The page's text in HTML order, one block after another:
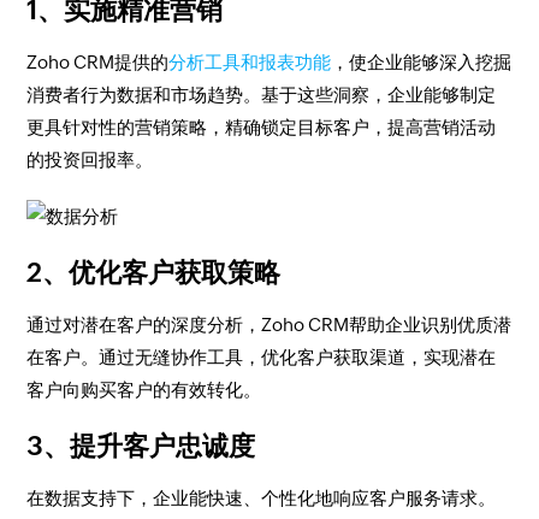
1、实施精准营销
Zoho CRM提供的分析工具和报表功能 ，使企业能够深入挖掘
消费者行为数据和市场趋势。基于这些洞察，企业能够制定
更具针对性的营销策略，精确锁定目标客户，提高营销活动
的投资回报率。
2、优化客户获取策略
通过对潜在客户的深度分析，Zoho CRM帮助企业识别优质潜
在客户。通过无缝协作工具，优化客户获取渠道，实现潜在
客户向购买客户的有效转化。
3、提升客户忠诚度
在数据支持下，企业能快速、个性化地响应客户服务请求。